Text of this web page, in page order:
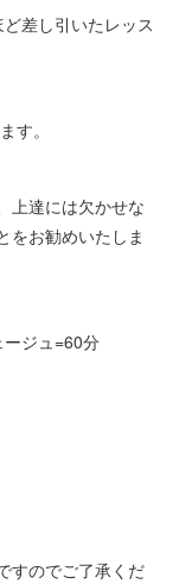
差し引いたレッス
す。
上達には欠かせな
をお勧めいたしま
ジュ=60分
すのでご了承くだ